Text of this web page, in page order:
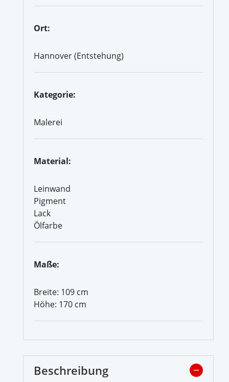
Ort:
Hannover (Entstehung)
Kategorie:
Malerei
Material:
Leinwand
Pigment
Lack
Ölfarbe
Maße:
Breite: 109 cm
Höhe: 170 cm
Beschreibung